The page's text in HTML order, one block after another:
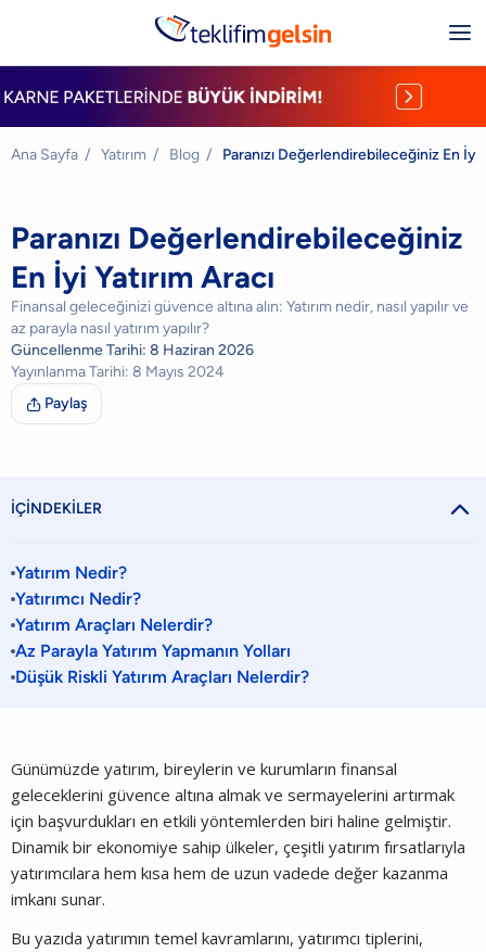
Ana Sayfa / Yatırım / Blog / Paranızı Değerlendirebileceğiniz En İyi
Paranızı Değerlendirebileceğiniz
En İyi Yatırım Aracı
Finansal geleceğinizi güvence altına alın: Yatırım nedir, nasıl yapılır ve
az parayla nasıl yatırım yapılır?
Güncellenme Tarihi: 8 Haziran 2026
Yayınlanma Tarihi: 8 Mayıs 2024
 Paylaş
İÇİNDEKİLER 
Yatırım Nedir?
Yatırımcı Nedir?
Yatırım Araçları Nelerdir?
Az Parayla Yatırım Yapmanın Yolları
Düşük Riskli Yatırım Araçları Nelerdir?
Günümüzde yatırım, bireylerin ve kurumların finansal
geleceklerini güvence altına almak ve sermayelerini artırmak
için başvurdukları en etkili yöntemlerden biri haline gelmiştir.
Dinamik bir ekonomiye sahip ülkeler, çeşitli yatırım fırsatlarıyla
yatırımcılara hem kısa hem de uzun vadede değer kazanma
imkanı sunar.
Bu yazıda yatırımın temel kavramlarını, yatırımcı tiplerini,